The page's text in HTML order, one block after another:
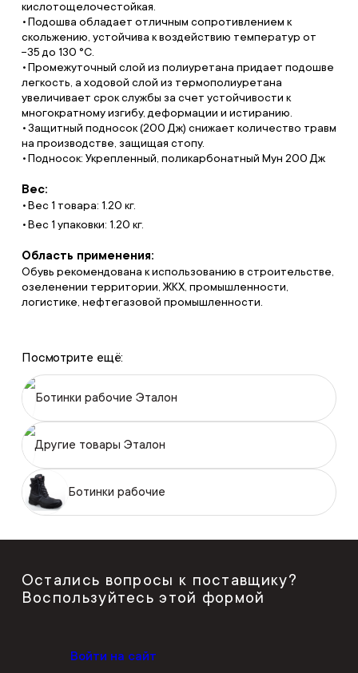
кислотощелочестойкая.
Подошва обладает отличным сопротивлением к
скольжению, устойчива к воздействию температур от
−35 до 130 °C.
Промежуточный слой из полиуретана придает подошве
легкость, а ходовой слой из термополиуретана
увеличивает срок службы за счет устойчивости к
многократному изгибу, деформации и истиранию.
Защитный подносок (200 Дж) снижает количество травм
на производстве, защищая стопу.
Подносок: Укрепленный, поликарбонатный Мун 200 Дж
Вес:
Вес 1 товара: 1.20 кг.
Вес 1 упаковки: 1.20 кг.
Область применения:
Обувь рекомендована к использованию в строительстве,
озеленении территории, ЖКХ, промышленности,
логистике, нефтегазовой промышленности.
Посмотрите ещё:
Ботинки рабочие Эталон
Другие товары Эталон
Ботинки рабочие
Остались вопросы к поставщику?
Воспользуйтесь этой формой
Войти на сайт